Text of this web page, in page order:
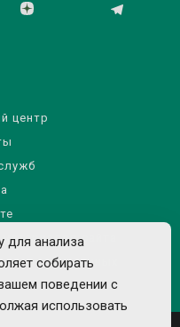
центр
сайта
данных
для анализа
собирать
поведении с
использовать